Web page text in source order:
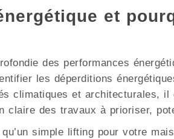
et
des performances
les déperditions
climatiques et architecturales,
claire des travaux à prioriser,
simple lifting pour votre